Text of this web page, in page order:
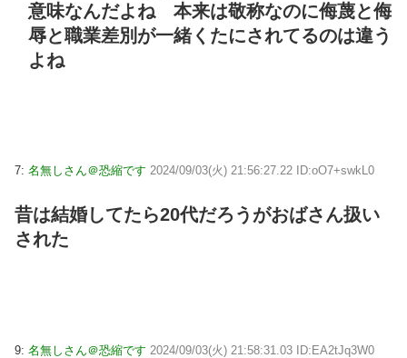
意味なんだよね 本来は敬称なのに侮蔑と侮
辱と職業差別が一緒くたにされてるのは違う
よね
7: 名無しさん＠恐縮です 2024/09/03(火) 21:56:27.22 ID:oO7+swkL0
昔は結婚してたら20代だろうがおばさん扱い
された
9: 名無しさん＠恐縮です 2024/09/03(火) 21:58:31.03 ID:EA2tJq3W0